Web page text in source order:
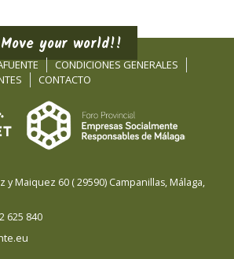
your world!!
CONDICIONES GENERALES
CONTACTO
y Maiquez 60 (29590) Campanillas, Málaga,
625 840